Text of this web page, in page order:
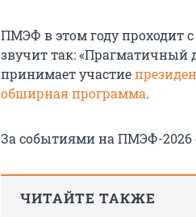
ПМЭФ в этом году проходит
звучит так: «Прагматичный
принимает участие
обширная программа.
За событиями на ПМЭФ-2026
ЧИТАЙТЕ ТАКЖЕ